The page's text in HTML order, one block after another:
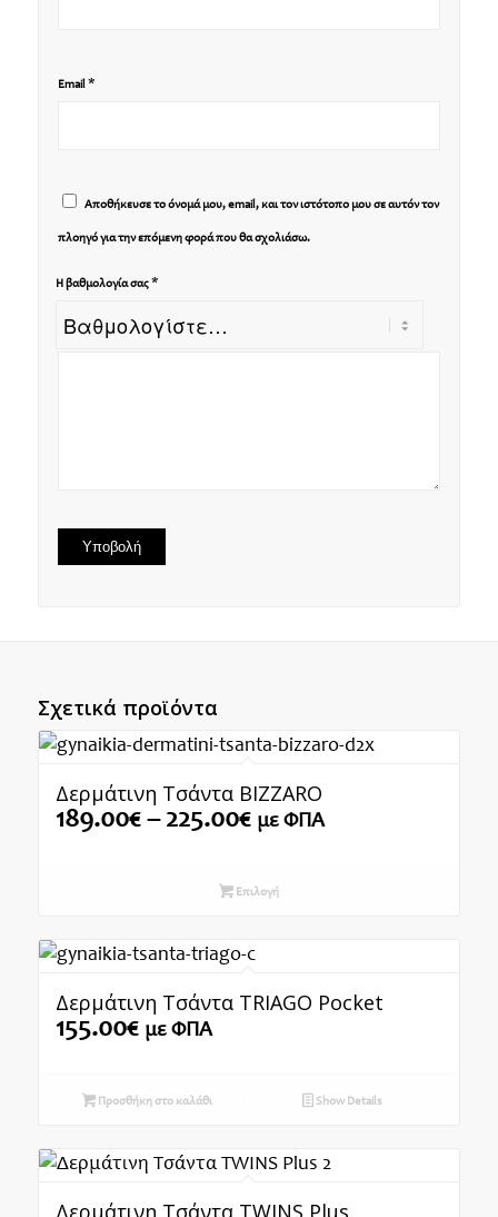
Email*
Αποθήκευσε το όνομά μου, email, και τον ιστότοπο μου σε αυτόν τον
πλοηγό για την επόμενη φορά που θα σχολιάσω.
Η βαθμολογία σας*
Σχετικά προϊόντα
Δερμάτινη Τσάντα BIZZARO
189.00€ – 225.00€Price
through
με ΦΠΑ
Επιλογή
Δερμάτινη Τσάντα TRIAGO Pocket
155.00€ με ΦΠΑ
Προσθήκη στο καλάθι Show Details
Δερμάτινη Τσάντα TWINS Plus